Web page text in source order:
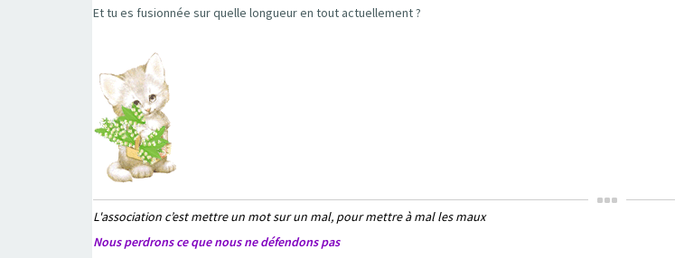
Et tu es fusionnée sur quelle longueur en tout actuellement ?
L'association c’est mettre un mot sur un mal, pour mettre à mal les maux
Nous perdrons ce que nous ne défendons pas